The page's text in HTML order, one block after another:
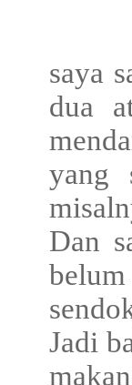
saya
dua
yang
Dan
Jadi